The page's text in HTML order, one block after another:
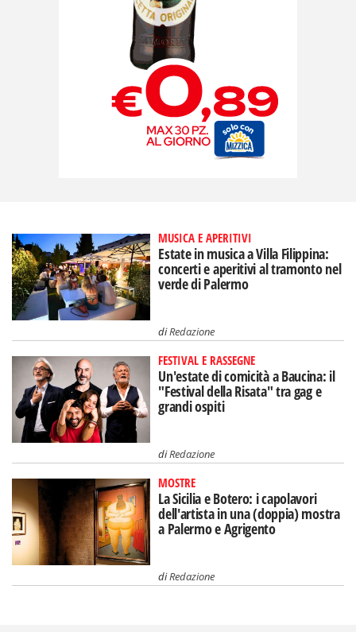
MUSICA E APERITIVI
Estate in musica a Villa Filippina:
concerti e aperitivi al tramonto nel
verde di Palermo
diRedazione
FESTIVAL E RASSEGNE
Un'estate di comicità a Baucina: il
"Festival della Risata" tra gag e
grandi ospiti
diRedazione
MOSTRE
La Sicilia e Botero: i capolavori
dell'artista in una (doppia) mostra
a Palermo e Agrigento
diRedazione